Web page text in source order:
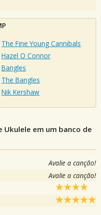
The Fine Young Cannibals
Hazel O Connor
Bangles
The Bangles
Nik Kershaw
Ukulele em um banco de
Avalie a canção!
Avalie a canção!